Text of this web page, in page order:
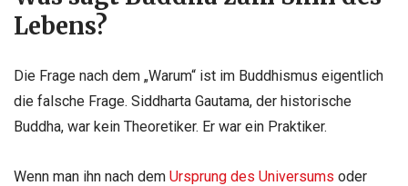
Lebens?
Die Frage nach dem „Warum“ ist im Buddhismus eigentlich
die falsche Frage. Siddharta Gautama, der historische
Buddha, war kein Theoretiker. Er war ein Praktiker.
Wenn man ihn nach dem Ursprung des Universums oder